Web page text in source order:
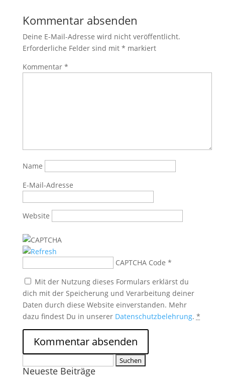
Kommentar absenden
Deine E-Mail-Adresse wird nicht veröffentlicht.
Erforderliche Felder sind mit * markiert
Kommentar *
Name
E-Mail-Adresse
Website
CAPTCHA Code *
Mit der Nutzung dieses Formulars erklärst du
dich mit der Speicherung und Verarbeitung deiner
Daten durch diese Website einverstanden. Mehr
dazu findest Du in unserer Datenschutzbelehrung. *
nach:
Neueste Beiträge